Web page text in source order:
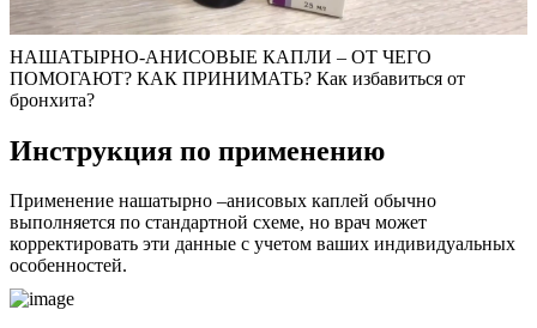
НАШАТЫРНО-АНИСОВЫЕ КАПЛИ – ОТ ЧЕГО
ПОМОГАЮТ? КАК ПРИНИМАТЬ? Как избавиться от
бронхита?
Инструкция по применению
Применение нашатырно –анисовых каплей обычно
выполняется по стандартной схеме, но врач может
корректировать эти данные с учетом ваших индивидуальных
особенностей.